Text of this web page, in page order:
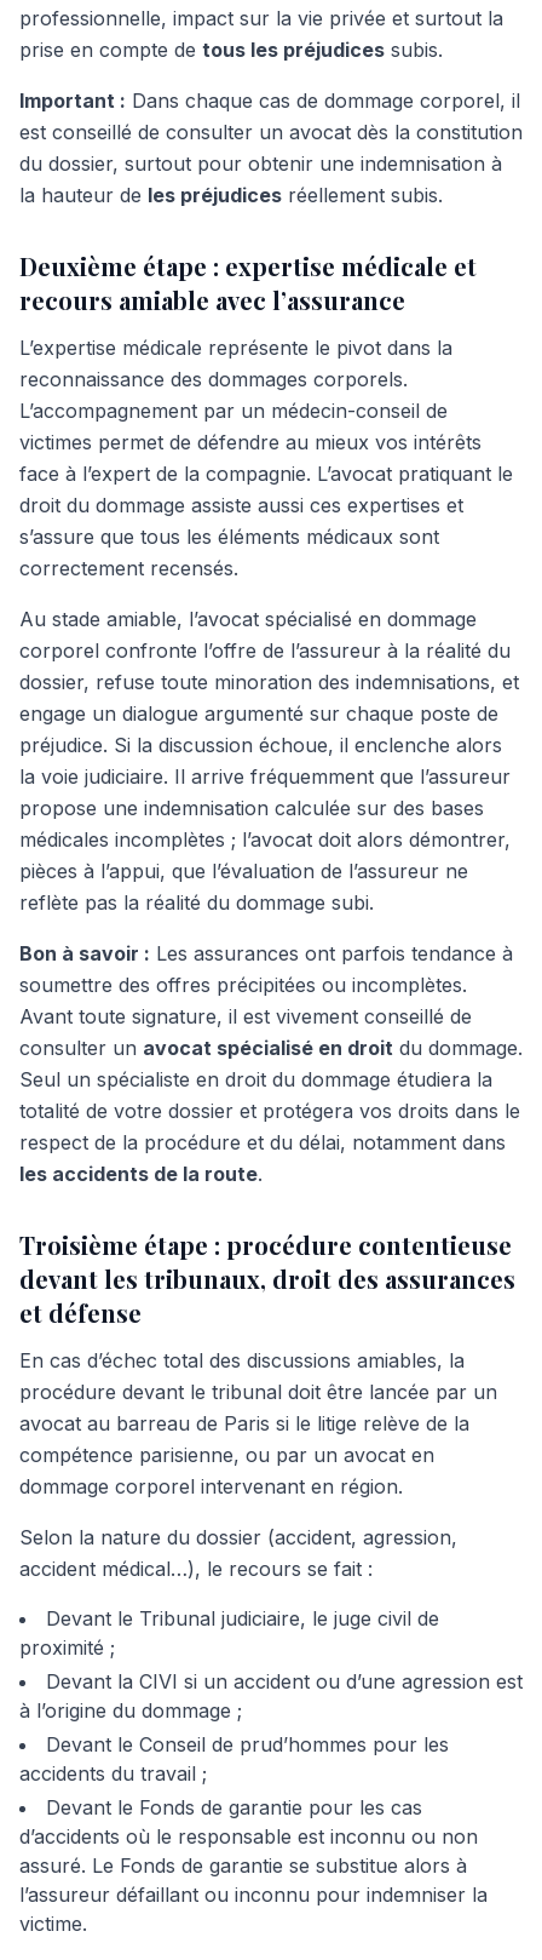
professionnelle, impact sur la vie privée et surtout la
prise en compte de tous les préjudices subis.
Important : Dans chaque cas de dommage corporel, il
est conseillé de consulter un avocat dès la constitution
du dossier, surtout pour obtenir une indemnisation à
la hauteur de les préjudices réellement subis.
Deuxième étape : expertise médicale et
recours amiable avec l’assurance
L’expertise médicale représente le pivot dans la
reconnaissance des dommages corporels.
L’accompagnement par un médecin-conseil de
victimes permet de défendre au mieux vos intérêts
face à l’expert de la compagnie. L’avocat pratiquant le
droit du dommage assiste aussi ces expertises et
s’assure que tous les éléments médicaux sont
correctement recensés.
Au stade amiable, l’avocat spécialisé en dommage
corporel confronte l’offre de l’assureur à la réalité du
dossier, refuse toute minoration des indemnisations, et
engage un dialogue argumenté sur chaque poste de
préjudice. Si la discussion échoue, il enclenche alors
la voie judiciaire. Il arrive fréquemment que l’assureur
propose une indemnisation calculée sur des bases
médicales incomplètes ; l’avocat doit alors démontrer,
pièces à l’appui, que l’évaluation de l’assureur ne
reflète pas la réalité du dommage subi.
Bon à savoir : Les assurances ont parfois tendance à
soumettre des offres précipitées ou incomplètes.
Avant toute signature, il est vivement conseillé de
consulter un avocat spécialisé en droit du dommage.
Seul un spécialiste en droit du dommage étudiera la
totalité de votre dossier et protégera vos droits dans le
respect de la procédure et du délai, notamment dans
les accidents de la route.
Troisième étape : procédure contentieuse
devant les tribunaux, droit des assurances
et défense
En cas d’échec total des discussions amiables, la
procédure devant le tribunal doit être lancée par un
avocat au barreau de Paris si le litige relève de la
compétence parisienne, ou par un avocat en
dommage corporel intervenant en région.
Selon la nature du dossier (accident, agression,
accident médical…), le recours se fait :
Devant le Tribunal judiciaire, le juge civil de
proximité ;
Devant la CIVI si un accident ou d’une agression est
à l’origine du dommage ;
Devant le Conseil de prud’hommes pour les
accidents du travail ;
Devant le Fonds de garantie pour les cas
d’accidents où le responsable est inconnu ou non
assuré. Le Fonds de garantie se substitue alors à
l’assureur défaillant ou inconnu pour indemniser la
victime.